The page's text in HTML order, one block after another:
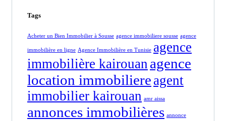
Tags
Acheter un Bien Immobilier à Sousse agence immobiliere sousse agence
immobilière en ligne Agence Immobilière en Tunisie agence
immobilière kairouan agence
location immobiliere agent
immobilier kairouan amr aissa
annonces immobilières annonce